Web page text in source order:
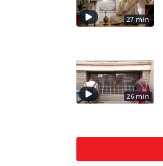
27 min
26 min